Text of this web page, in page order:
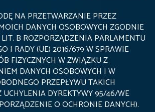
NA PRZETWARZANIE PRZEZ
DANYCH OSOBOWYCH ZGODNIE
LIT. B ROZPORZĄDZENIA PARLAMENTU
I RADY (UE) 2016/679 W SPRAWIE
FIZYCZNYCH W ZWIĄZKU Z
DANYCH OSOBOWYCH I W
PRZEPŁYWU TAKICH
UCHYLENIA DYREKTYWY 95/46/WE
O OCHRONIE DANYCH).